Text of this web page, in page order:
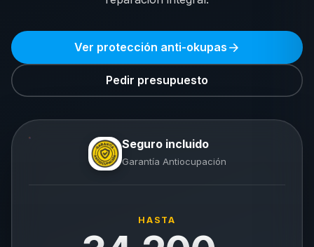
Ver protección anti-okupas
Pedir presupuesto
Seguro incluido
Garantía Antiocupación
HASTA